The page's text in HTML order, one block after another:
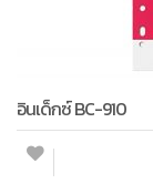
อินเด็กซ์ BC-910